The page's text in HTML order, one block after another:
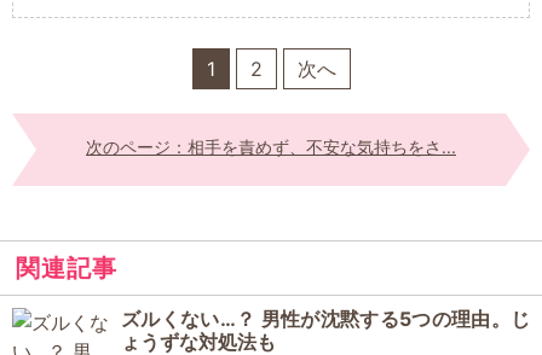
1 2 次へ
次のページ：相手を責めず、不安な気持ちをさ...
関連記事
ズルくない…？ 男性が沈黙する5つの理由。じ
ょうずな対処法も